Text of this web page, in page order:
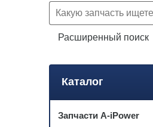
Расширенный поиск
Каталог
Запчасти A-iPower